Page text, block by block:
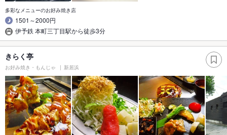
多彩なメニューのお好み焼き店
1501～2000円
伊予鉄 本町三丁目駅から徒歩3分
きらく亭
お好み焼き・もんじゃ 新居浜